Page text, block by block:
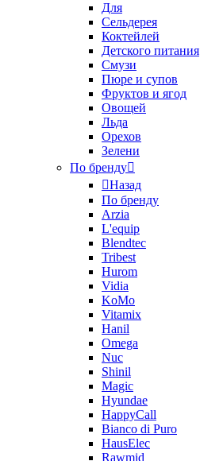
Для
Сельдерея
Коктейлей
Детского питания
Смузи
Пюре и супов
Фруктов и ягод
Овощей
Льда
Орехов
Зелени
По бренду
Назад
По бренду
Arzia
L'equip
Blendtec
Tribest
Hurom
Vidia
KoMo
Vitamix
Hanil
Omega
Nuc
Shinil
Magic
Hyundae
HappyCall
Bianco di Puro
HausElec
Rawmid